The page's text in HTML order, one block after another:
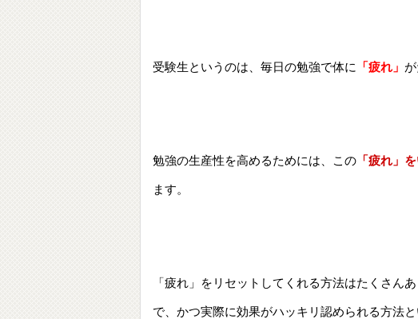
受験生というのは、毎日の勉強で体に 「疲れ」
勉強の生産性を高めるためには、この 「疲れ」
ます。
「疲れ」をリセットしてくれる方法はたくさん
で、かつ実際に効果がハッキリ認められる方法と